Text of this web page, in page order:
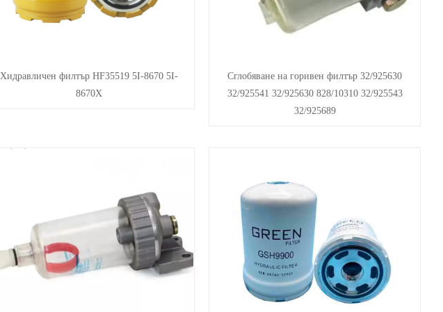
Хидравличен филтър HF35519 5I-8670 5I-
8670X
Сглобяване на горивен филтър 32/925630
32/925541 32/925630 828/10310 32/925543
32/925689